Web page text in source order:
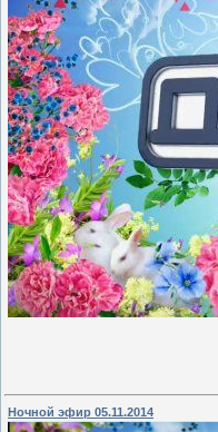
Ночной эфир 05.11.2014